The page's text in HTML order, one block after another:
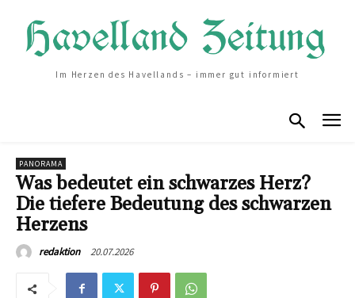
Im Herzen des Havellands – immer gut informiert
PANORAMA
Was bedeutet ein schwarzes Herz?
Die tiefere Bedeutung des schwarzen
Herzens
redaktion 20.07.2026